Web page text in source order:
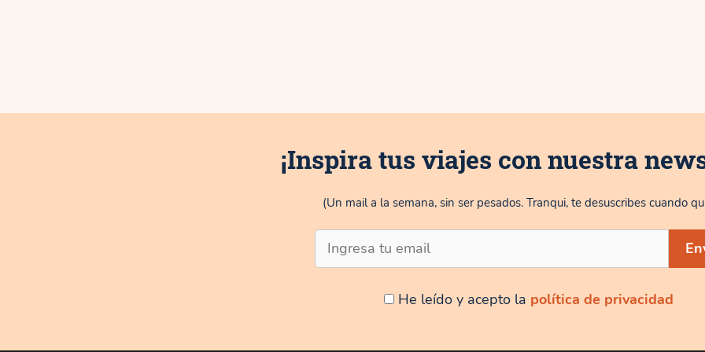
¡Inspira tus viajes con nuestra
(Un mail a la semana, sin ser pesados. Tranqui, te desuscribes cuando
He leído y acepto la política de privacidad